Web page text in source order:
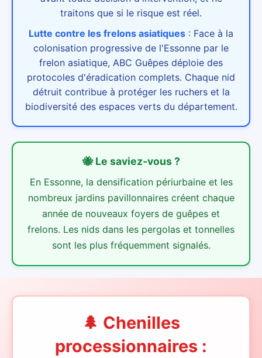
traitons que si le risque est réel.
Lutte contre les frelons asiatiques : Face à la
colonisation progressive de l'Essonne par le
frelon asiatique, ABC Guêpes déploie des
protocoles d'éradication complets. Chaque nid
détruit contribue à protéger les ruchers et la
biodiversité des espaces verts du département.
🐝 Le saviez-vous ?
En Essonne, la densification périurbaine et les
nombreux jardins pavillonnaires créent chaque
année de nouveaux foyers de guêpes et
frelons. Les nids dans les pergolas et tonnelles
sont les plus fréquemment signalés.
🌲 Chenilles
processionnaires :